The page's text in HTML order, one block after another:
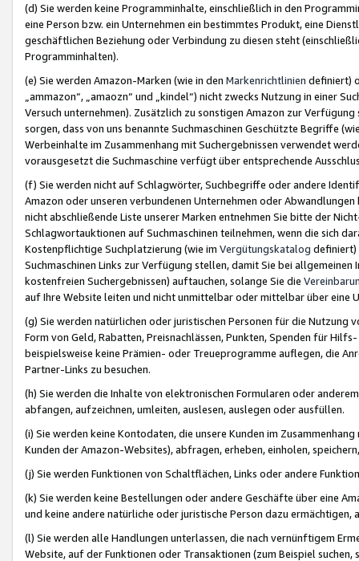
(d) Sie werden keine Programminhalte, einschließlich in den
eine Person bzw. ein Unternehmen ein bestimmtes Produkt, eine
geschäftlichen Beziehung oder Verbindung zu diesen steht
Programminhalten).
(e) Sie werden Amazon-Marken (wie in den Markenrichtlinien definiert)
„ammazon“, „amaozn“ und „kindel“) nicht zwecks Nutzung in einer
Versuch unternehmen). Zusätzlich zu sonstigen Amazon zur
sorgen, dass von uns benannte Suchmaschinen Geschützte Begriffe
Werbeinhalte im Zusammenhang mit Suchergebnissen verwendet
vorausgesetzt die Suchmaschine verfügt über entsprechende
(f) Sie werden nicht auf Schlagwörter, Suchbegriffe oder andere
Amazon oder unseren verbundenen Unternehmen oder
nicht abschließende Liste unserer Marken entnehmen Sie bitte der
Schlagwortauktionen auf Suchmaschinen teilnehmen, wenn die sich
Kostenpflichtige Suchplatzierung (wie im Vergütungskatalog definiert)
Suchmaschinen Links zur Verfügung stellen, damit Sie bei
kostenfreien Suchergebnissen) auftauchen, solange Sie die
auf Ihre Website leiten und nicht unmittelbar oder mittelbar über eine
(g) Sie werden natürlichen oder juristischen Personen für die Nutzung
Form von Geld, Rabatten, Preisnachlässen, Punkten, Spenden für
beispielsweise keine Prämien- oder Treueprogramme auflegen, die
Partner-Links zu besuchen.
(h) Sie werden die Inhalte von elektronischen Formularen oder
abfangen, aufzeichnen, umleiten, auslesen, auslegen oder ausfüllen.
(i) Sie werden keine Kontodaten, die unsere Kunden im
Kunden der Amazon-Websites), abfragen, erheben, einholen,
(j) Sie werden Funktionen von Schaltflächen, Links oder andere
(k) Sie werden keine Bestellungen oder andere Geschäfte über eine
und keine andere natürliche oder juristische Person dazu
(l) Sie werden alle Handlungen unterlassen, die nach vernünftigem
Website, auf der Funktionen oder Transaktionen (zum Beispiel